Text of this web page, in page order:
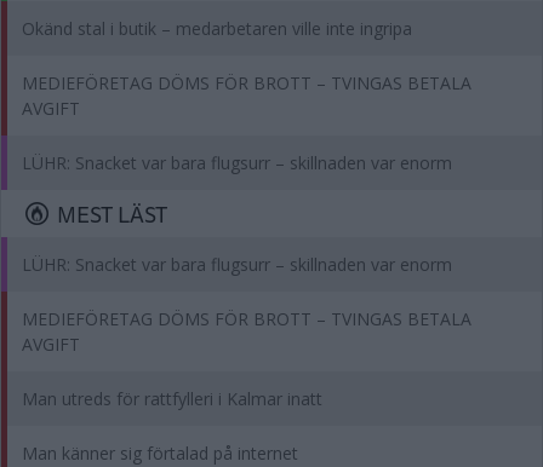
Okänd stal i butik – medarbetaren ville inte ingripa
MEDIEFÖRETAG DÖMS FÖR BROTT – TVINGAS BETALA
AVGIFT
LÜHR: Snacket var bara flugsurr – skillnaden var enorm
MEST LÄST
LÜHR: Snacket var bara flugsurr – skillnaden var enorm
MEDIEFÖRETAG DÖMS FÖR BROTT – TVINGAS BETALA
AVGIFT
Man utreds för rattfylleri i Kalmar inatt
Man känner sig förtalad på internet